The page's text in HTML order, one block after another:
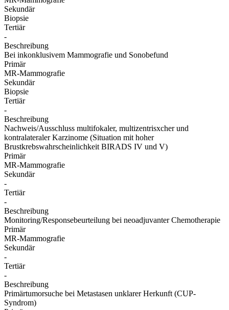
Sekundär
Biopsie
Tertiär
-
Beschreibung
Bei inkonklusivem Mammografie und Sonobefund
Primär
MR-Mammografie
Sekundär
Biopsie
Tertiär
-
Beschreibung
Nachweis/Ausschluss multifokaler, multizentrisxcher und
kontralateraler Karzinome (Situation mit hoher
Brustkrebswahrscheinlichkeit BIRADS IV und V)
Primär
MR-Mammografie
Sekundär
-
Tertiär
-
Beschreibung
Monitoring/Responsebeurteilung bei neoadjuvanter Chemotherapie
Primär
MR-Mammografie
Sekundär
-
Tertiär
-
Beschreibung
Primärtumorsuche bei Metastasen unklarer Herkunft (CUP-
Syndrom)